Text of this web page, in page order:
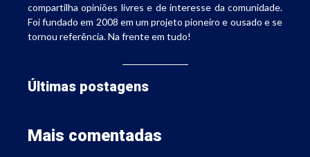
compartilha opiniões livres e de interesse da comunidade.
Foi fundado em 2008 em um projeto pioneiro e ousado e se
tornou referência. Na frente em tudo!
Últimas postagens
Mais comentadas